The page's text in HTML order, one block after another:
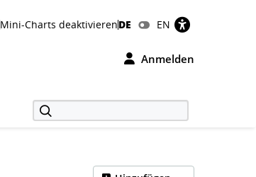
Mini-Charts deaktivierenDE EN
Anmelden